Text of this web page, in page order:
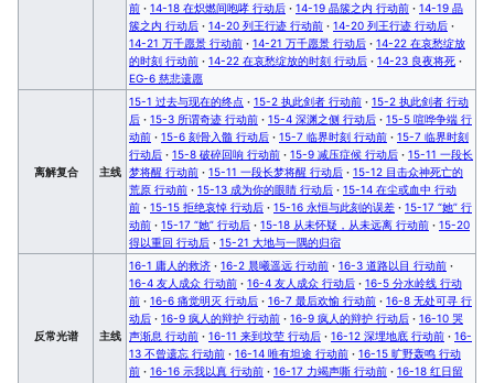
前 · 14-18 在炽燃间咆哮 行动后 · 14-19 晶簇之内 行动前 · 14-19 晶
簇之内 行动后 · 14-20 列王行迹 行动前 · 14-20 列王行迹 行动后 ·
14-21 万千愿景 行动前 · 14-21 万千愿景 行动后 · 14-22 在哀愁绽放
的时刻 行动前 · 14-22 在哀愁绽放的时刻 行动后 · 14-23 良夜将死 ·
EG-6 慈悲遗愿
离解复合 主线
15-1 过去与现在的终点 · 15-2 执此剑者 行动前 · 15-2 执此剑者 行动
后 · 15-3 所谓奇迹 行动前 · 15-4 深渊之侧 行动后 · 15-5 喧哗争端 行
动前 · 15-6 刻骨入髓 行动后 · 15-7 临界时刻 行动前 · 15-7 临界时刻
行动后 · 15-8 破碎回响 行动前 · 15-9 减压症候 行动后 · 15-11 一段长
梦将醒 行动前 · 15-11 一段长梦将醒 行动后 · 15-12 目击众神死亡的
荒原 行动前 · 15-13 成为你的眼睛 行动后 · 15-14 在尘或血中 行动
前 · 15-15 拒绝哀悼 行动后 · 15-16 永恒与此刻的误差 · 15-17 “她” 行
动前 · 15-17 “她” 行动后 · 15-18 从未怀疑，从未远离 行动前 · 15-20
得以重回 行动后 · 15-21 大地与一隅的归宿
反常光谱 主线
16-1 庸人的救济 · 16-2 晨曦遥远 行动前 · 16-3 道路以目 行动前 ·
16-4 友人成众 行动前 · 16-4 友人成众 行动后 · 16-5 分水岭线 行动
前 · 16-6 痛觉明灭 行动后 · 16-7 最后欢愉 行动前 · 16-8 无处可寻 行
动后 · 16-9 疯人的辩护 行动前 · 16-9 疯人的辩护 行动后 · 16-10 哭
声渐息 行动前 · 16-11 来到坟茔 行动后 · 16-12 深埋地底 行动前 · 16-
13 不曾遗忘 行动前 · 16-14 唯有坦途 行动前 · 16-15 旷野轰鸣 行动
前 · 16-16 示我以真 行动前 · 16-17 力竭声嘶 行动前 · 16-18 红日留